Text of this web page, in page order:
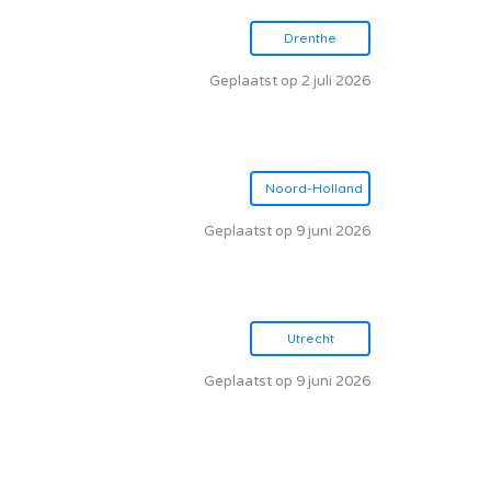
Drenthe
Geplaatst op 2 juli 2026
Noord-Holland
Geplaatst op 9 juni 2026
Utrecht
Geplaatst op 9 juni 2026